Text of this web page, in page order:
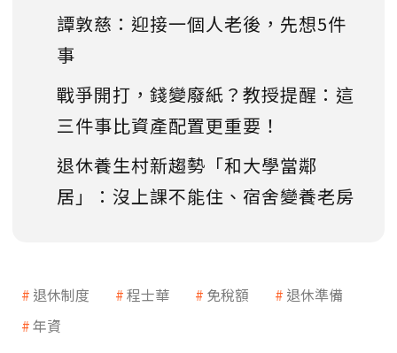
譚敦慈：迎接一個人老後，先想5件
事
戰爭開打，錢變廢紙？教授提醒：這
三件事比資產配置更重要！
退休養生村新趨勢「和大學當鄰
居」：沒上課不能住、宿舍變養老房
退休制度 程士華 免稅額
退休準備
年資